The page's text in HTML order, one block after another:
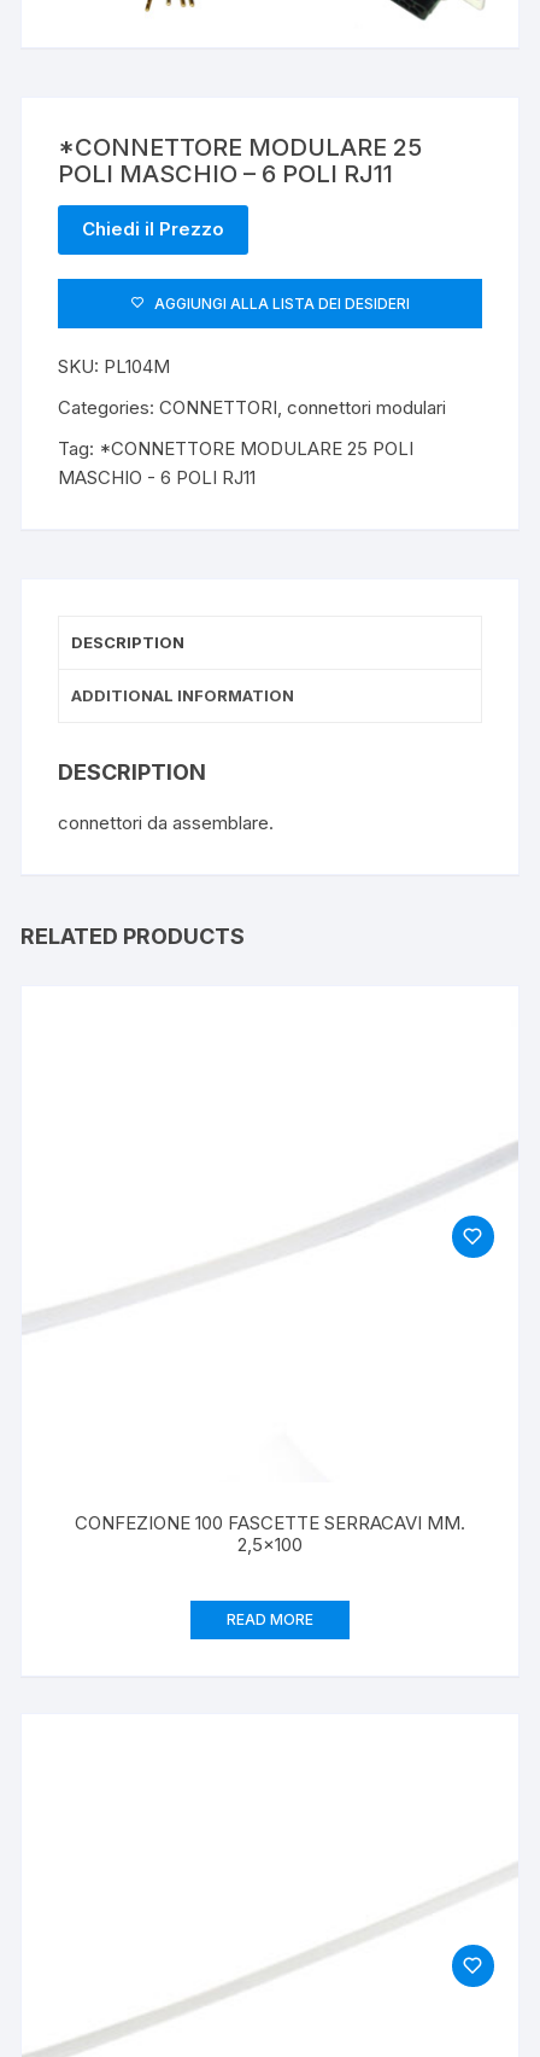
*CONNETTORE MODULARE 25
POLI MASCHIO – 6 POLI RJ11
Chiedi il Prezzo
AGGIUNGI ALLA LISTA DEI DESIDERI
SKU: PL104M
Categories:CONNETTORI ,connettori modulari
Tag: *CONNETTORE MODULARE 25 POLI
MASCHIO - 6 POLI RJ11
DESCRIPTION
ADDITIONAL INFORMATION
DESCRIPTION
connettori da assemblare.
RELATED PRODUCTS
CONFEZIONE 100 FASCETTE SERRACAVI MM.
2,5×100
READ MORE